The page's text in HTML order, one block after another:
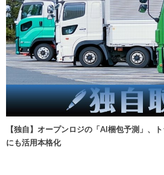
【独自】オープンロジの「AI梱包予測」、
にも活用本格化